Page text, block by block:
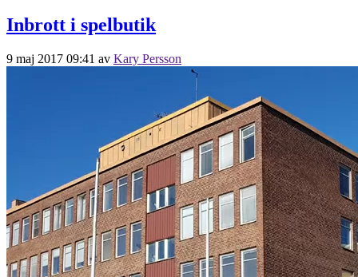
Inbrott i spelbutik
9 maj 2017 09:41 av Kary Persson